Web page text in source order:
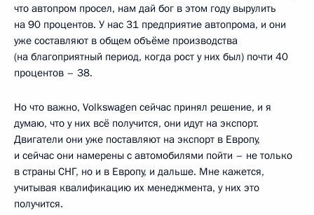
что автопром просел, нам дай бог в этом году вырулить
на 90 процентов. У нас 31 предприятие автопрома, и они
уже составляют в общем объёме производства
(на благоприятный период, когда рост у них был) почти 40
процентов – 38.
Но что важно, Volkswagen сейчас принял решение, и я
думаю, что у них всё получится, они идут на экспорт.
Двигатели они уже поставляют на экспорт в Европу,
и сейчас они намерены с автомобилями пойти – не только
в страны СНГ, но и в Европу, и дальше. Мне кажется,
учитывая квалификацию их менеджмента, у них это
получится.